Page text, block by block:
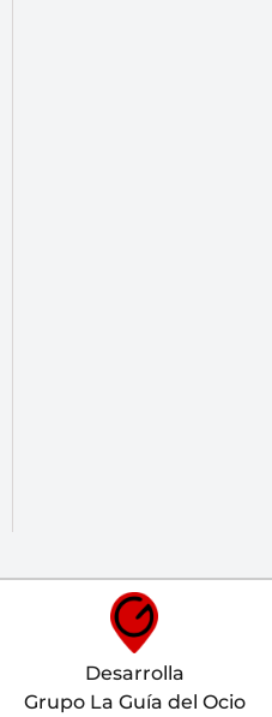
Desarrolla
Grupo La Guía del Ocio